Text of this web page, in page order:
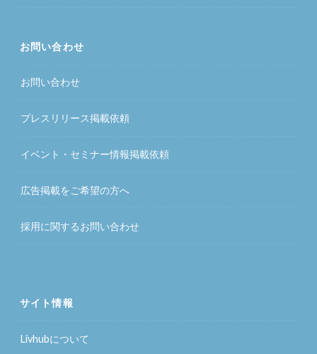
お問い合わせ
お問い合わせ
プレスリリース掲載依頼
イベント・セミナー情報掲載依頼
広告掲載をご希望の方へ
採用に関するお問い合わせ
サイト情報
Livhubについて